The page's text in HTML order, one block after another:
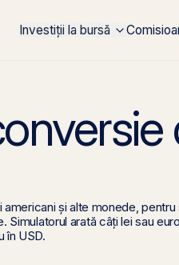
Investiții la bursă
și alte monede,
arată câți lei sau
în USD.